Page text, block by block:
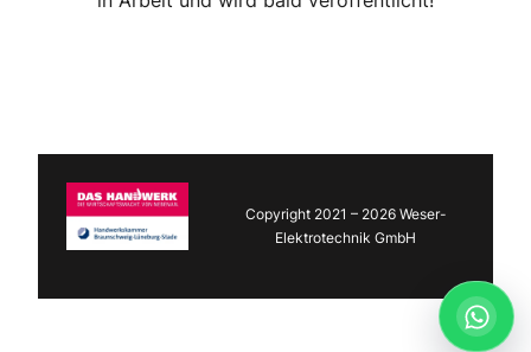
Copyright 2021 – 2026 Weser-
Elektrotechnik GmbH